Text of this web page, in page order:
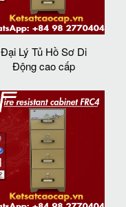
Đại Lý Tủ Hồ Sơ Di
Động cao cấp